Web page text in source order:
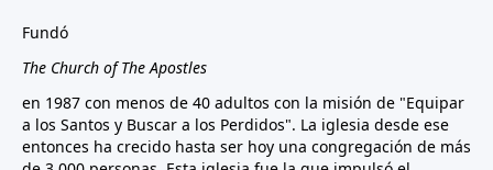
Fundó
The Church of The Apostles
en 1987 con menos de 40 adultos con la misión de "Equipar
a los Santos y Buscar a los Perdidos". La iglesia desde ese
entonces ha crecido hasta ser hoy una congregación de más